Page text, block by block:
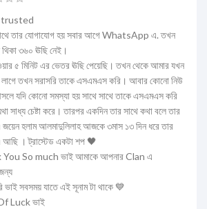
trusted
তার যোগাযোগ হয় সবার আগে WhatsApp এ. তখন
৩৬০ ঊছি নেই।
৫ মিনিট এর ভেতর ঊছি পেয়েছি। তখন থেকে আমার যখন
লাগে তখন সরাসরি তাকে এসএমএস করি। আবার কোনো নিউ
যদি কোনো সমস্যা হয় সাথে সাথে তাকে এসএমএস করি
সাধ্য চেষ্টা করে। তারপর একদিন তার সাথে কথা বলে তার
হলাম আলমাদুলিলাহ আজকে ৩মাস ১৩ দিন ধরে তার
। ট্রাস্টেড একটা শপ 🖤
So much ভাই আমাকে আপনার Clan এ
ভাই সবসময় যাতে এই সূনাম টা থাকে 💙
Luck ভাই